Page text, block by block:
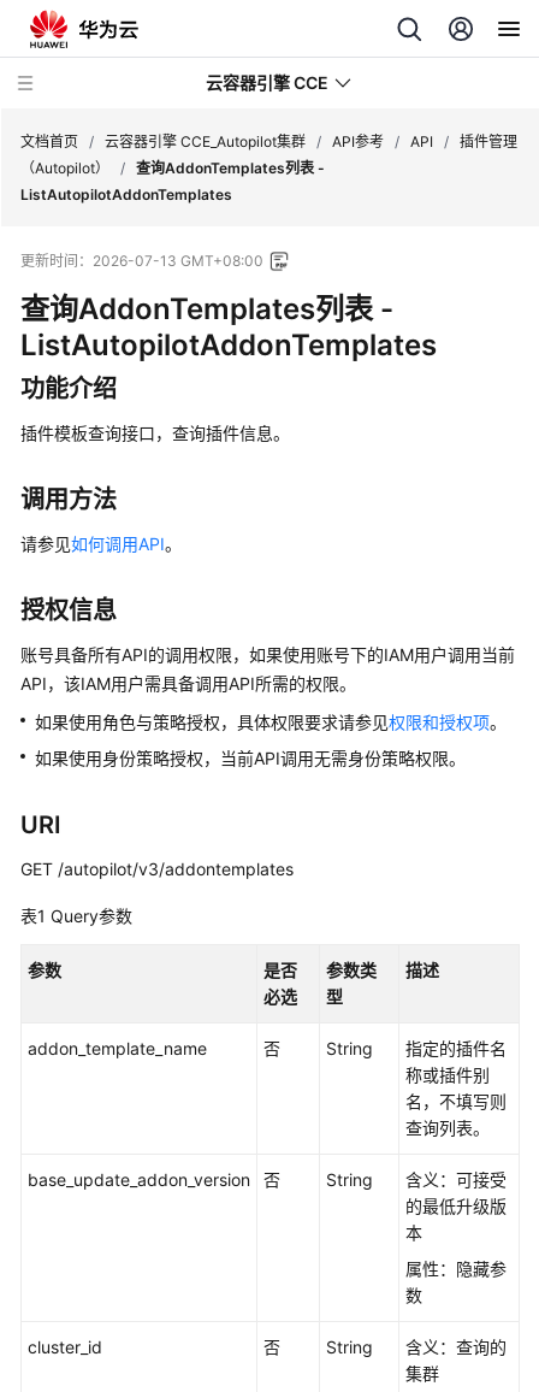
云容器引擎 CCE
新
态
务
告
产
介
计
费
说
明
快
入
户
用
文档首页 / 云容器引擎 CCE_Autopilot集群 / API参考 / API / 插件管理
（Autopilot）
/ 查询AddonTemplates列表 -
ListAutopilotAddonTemplates
更新时间： 2026-07-13 GMT+08:00
查询AddonTemplates列表 -
ListAutopilotAddonTemplates
功能介绍
插件模板查询接口，查询插件信息。
调用方法
请参见如何调用API。
授权信息
账号具备所有API的调用权限，如果使用账号下的IAM用户调用当前
API，该IAM用户需具备调用API所需的权限。
如果使用角色与策略授权，具体权限要求请参见权限和授权项。
如果使用身份策略授权，当前API调用无需身份策略权限。
URI
GET /autopilot/v3/addontemplates
表1 Query参数
参数
是否
必选
参数类
型
描述
addon_template_name 否 String
指定的插件名
称或插件别
名，不填写则
查询列表。
base_update_addon_version 否 String
含义：可接受
的最低升级版
本
属性：隐藏参
数
cluster_id 否 String
含义：查询的
集群